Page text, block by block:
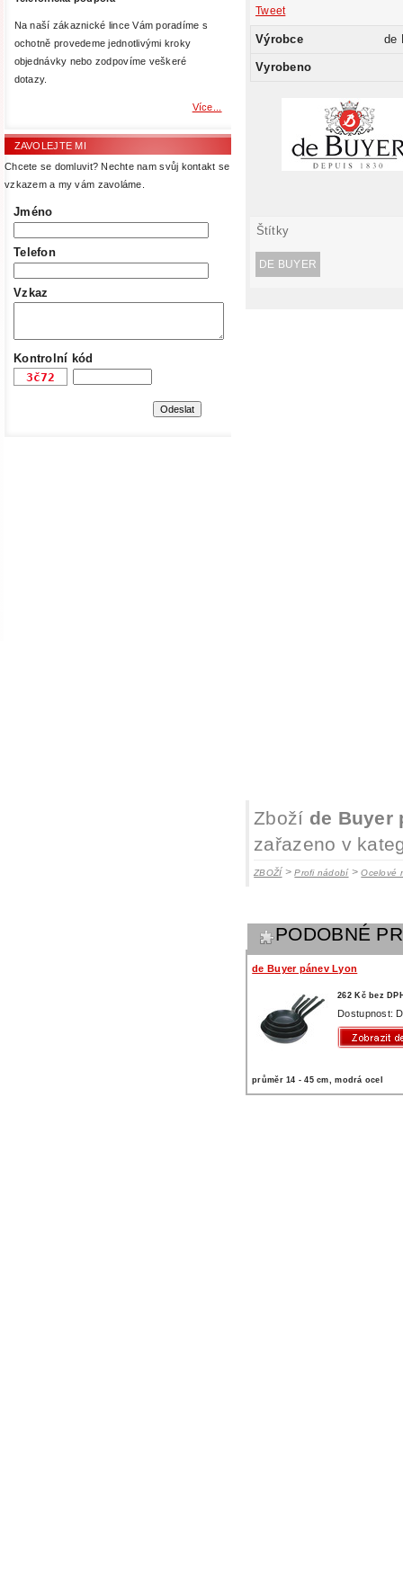
Na naší zákaznické lince Vám poradíme s
ochotně provedeme jednotlivými kroky
objednávky nebo zodpovíme veškeré
dotazy.
Více...
ZAVOLEJTE MI
Chcete se domluvit? Nechte nam svůj kontakt se
vzkazem a my vám zavoláme.
Jméno
Telefon
Vzkaz
Kontrolní kód
Tweet
Výrobce de
Vyrobeno
Štítky
DE BUYER
Zboží de Buyer
zařazeno v
ZBOŽÍ>Profi nádobí>Ocelové
PODOBNÉ
de Buyer pánev Lyon
262 Kč bez
Dostupnost:
průměr 14 - 45 cm, modrá ocel